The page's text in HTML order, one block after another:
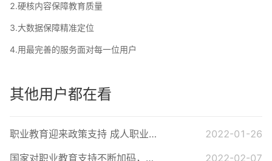
2.硬核内容保障教育质量
3.大数据保障精准定位
4.用最完善的服务面对每一位用户
其他用户都在看
职业教育迎来政策支持 成人职业教育平台搭建
2022-01-26
国家对职业教育支持不断加码，搭建职业网校平台有必要吗？
2022-02-07